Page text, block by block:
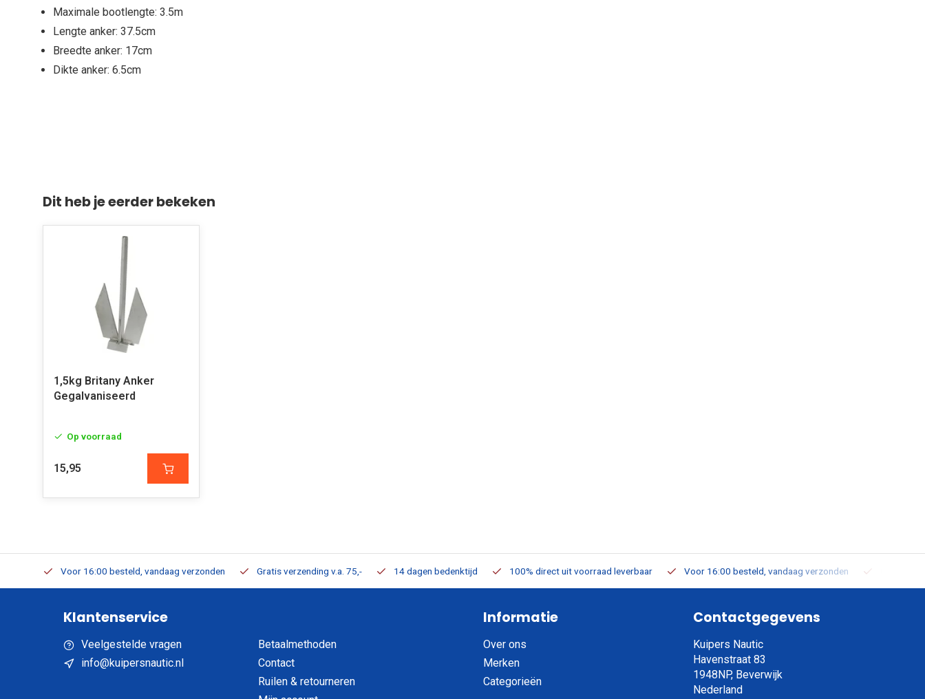
Maximale bootlengte: 3.5m
Lengte anker: 37.5cm
Breedte anker: 17cm
Dikte anker: 6.5cm
Dit heb je eerder bekeken
1,5kg Britany Anker
Gegalvaniseerd
Op voorraad
15,95
Voor 16:00 besteld, vandaag verzonden Gratis verzending v.a. 75,- 14 dagen bedenktijd 100% direct uit voorraad leverbaar Voor 16:00 besteld, vandaag verzonden
Klantenservice
Veelgestelde vragen
info@kuipersnautic.nl
Betaalmethoden
Contact
Ruilen & retourneren
Informatie
Over ons
Merken
Categorieën
Contactgegevens
Kuipers Nautic
Havenstraat 83
1948NP, Beverwijk
Nederland